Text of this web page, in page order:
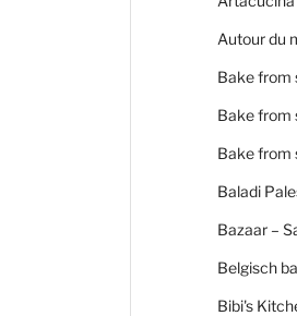
Autour du
Bake from
Bake from
Bake from
Baladi
Bazaar –
Belgisch
Bibi's